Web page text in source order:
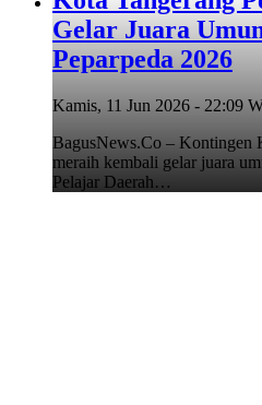
Gelar Juara
Peparpeda 2026
Kamis, 11 Jun 2026 - 22:09
BagusNews.Co – Kontingen
meraih kembali gelar juara
Pelajar Daerah…